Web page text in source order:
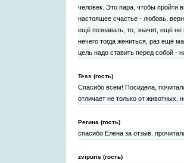
человек. Это пара, чтобы пройти
настоящее счастье - любовь,
ещё познавать, то, значит, ещё
нечего тогда жениться, раз ещё
цель надо ставить перед собой -
Tess (гость)
Спасибо всем! Посидела,
отличает не только от животных,
Регина (гость)
спасибо Елена за отзыв.
zvipuris (гость)